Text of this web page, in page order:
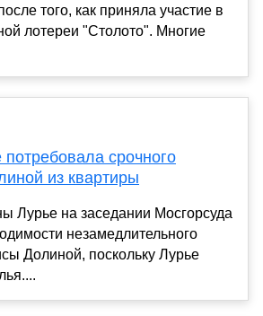
того, как приняла участие в
лотереи "Столото". Многие
срочного
из квартиры
Лурье на заседании Мосгорсуда
незамедлительного
Долиной, поскольку Лурье